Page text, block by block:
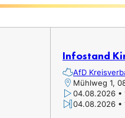
Infostand
AfD
Mühlweg 1,
04.08.2026 •
04.08.2026 •